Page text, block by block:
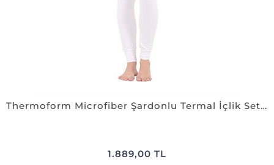
Thermoform Microfiber Şardonlu Termal İçlik Set Kadın BEYAZ
1.889,00 TL